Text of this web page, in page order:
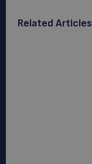
Related Articles